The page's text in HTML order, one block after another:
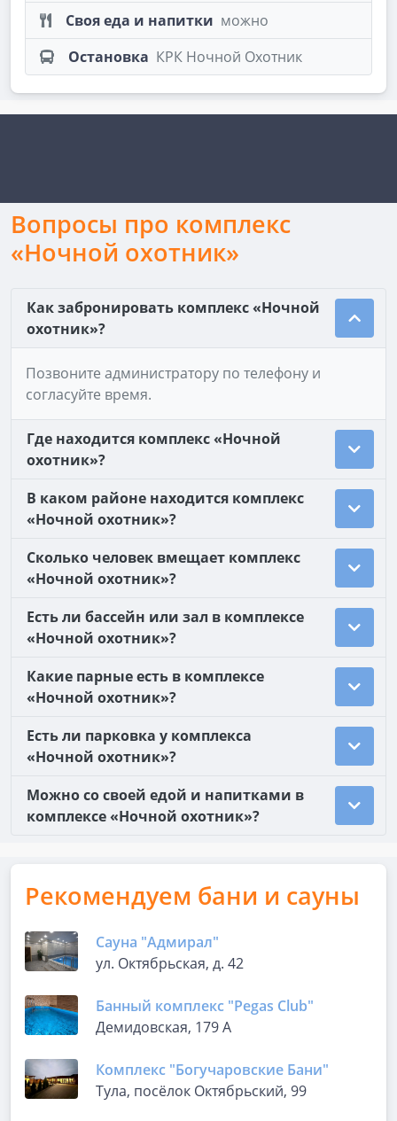
Своя еда и напитки можно
Остановка КРК Ночной Охотник
Вопросы про комплекс
«Ночной охотник»
Как забронировать комплекс «Ночной
охотник»?
Позвоните администратору по телефону и
согласуйте время.
Где находится комплекс «Ночной
охотник»?
В каком районе находится комплекс
«Ночной охотник»?
Сколько человек вмещает комплекс
«Ночной охотник»?
Есть ли бассейн или зал в комплексе
«Ночной охотник»?
Какие парные есть в комплексе
«Ночной охотник»?
Есть ли парковка у комплекса
«Ночной охотник»?
Можно со своей едой и напитками в
комплексе «Ночной охотник»?
Рекомендуем бани и сауны
Сауна "Адмирал"
ул. Октябрьская, д. 42
Банный комплекс "Pegas Club"
Демидовская, 179 А
Комплекс "Богучаровские Бани"
Тула, посёлок Октябрьский, 99